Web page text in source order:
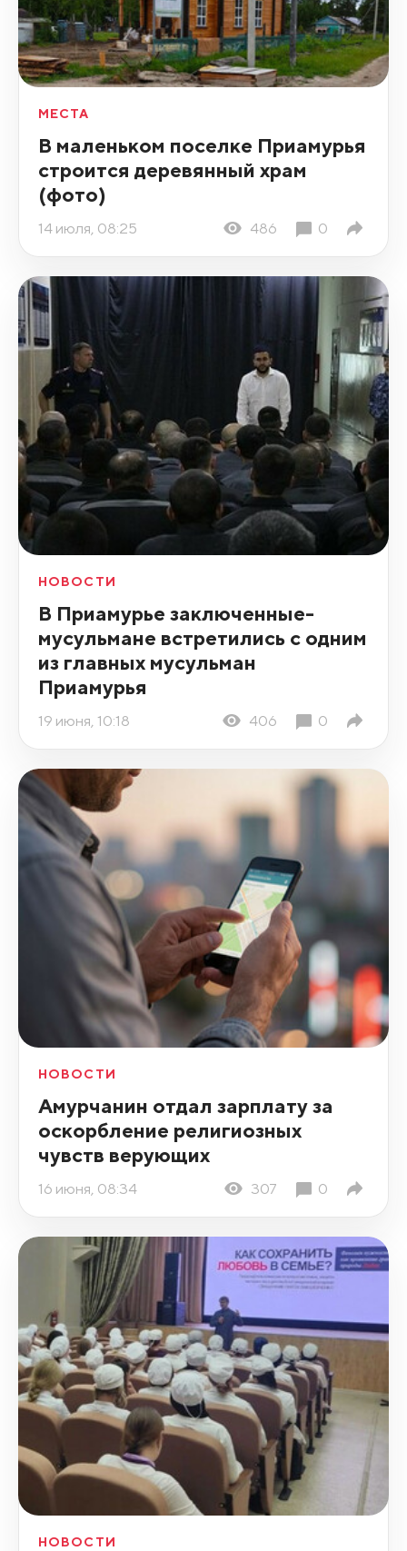
МЕСТА
В маленьком поселке Приамурья
строится деревянный храм
(фото)
14 июля, 08:25 486 0
НОВОСТИ
В Приамурье заключенные-
мусульмане встретились с одним
из главных мусульман
Приамурья
19 июня, 10:18 406 0
НОВОСТИ
Амурчанин отдал зарплату за
оскорбление религиозных
чувств верующих
16 июня, 08:34 307 0
НОВОСТИ